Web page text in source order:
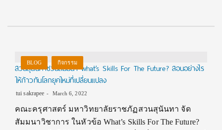
BLOG กิจกรรม
สวนสุนันทาชวนสัมมนา what’s Skills For The Future? สอนอย่างไร
ให้ก้าวทันโลกยุคใหม่ที่เปลี่ยนแปลง
tui sakrapee March 6, 2022
คณะครุศาสตร์ มหาวิทยาลัยราชภัฏสวนสุนันทา จัด
สัมมนาวิชาการ ในหัวข้อ What’s Skills For The Future?